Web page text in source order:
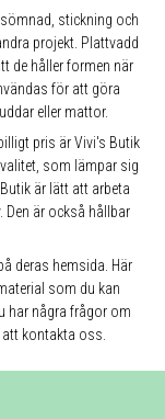
stickning och
projekt. Plattvadd
de håller formen när
för att göra
eller mattor.
pris är Vivi's Butik
som lämpar sig
är lätt att arbeta
Den är också hållbar
deras hemsida. Här
som du kan
har några frågor om
kontakta oss.